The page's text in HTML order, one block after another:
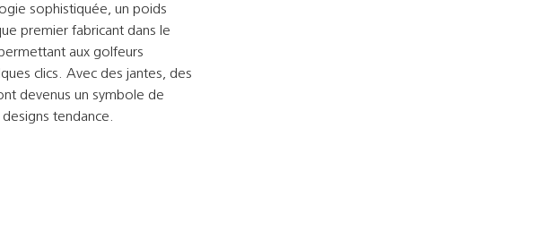
sophistiquée, un poids
premier fabricant dans le
aux golfeurs
clics. Avec des jantes, des
devenus un symbole de
tendance.